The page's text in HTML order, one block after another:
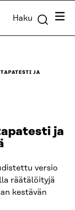
Haku
JA
ja
versio
räätälöityjä
kestävän